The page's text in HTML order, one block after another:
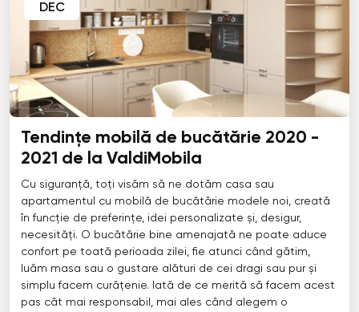
DEC
Tendințe mobilă de bucătărie 2020 -
2021 de la ValdiMobila
Cu siguranță, toți visăm să ne dotăm casa sau
apartamentul cu mobilă de bucătărie modele noi, creată
în funcție de preferințe, idei personalizate și, desigur,
necesități. O bucătărie bine amenajată ne poate aduce
confort pe toată perioada zilei, fie atunci când gătim,
luăm masa sau o gustare alături de cei dragi sau pur și
simplu facem curățenie. Iată de ce merită să facem acest
pas cât mai responsabil, mai ales când alegem o